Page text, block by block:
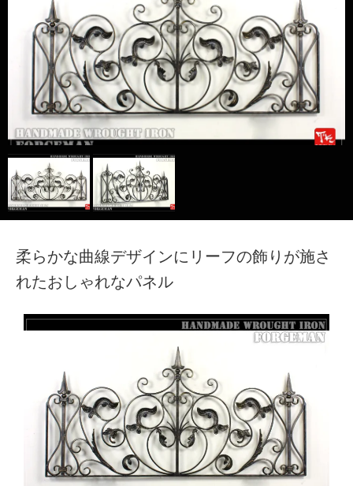
柔らかな曲線デザインにリーフの飾りが施さ
れたおしゃれなパネル
MATERIAL｜素材別
CONTACT｜お問合せ
TECH｜技術サイト